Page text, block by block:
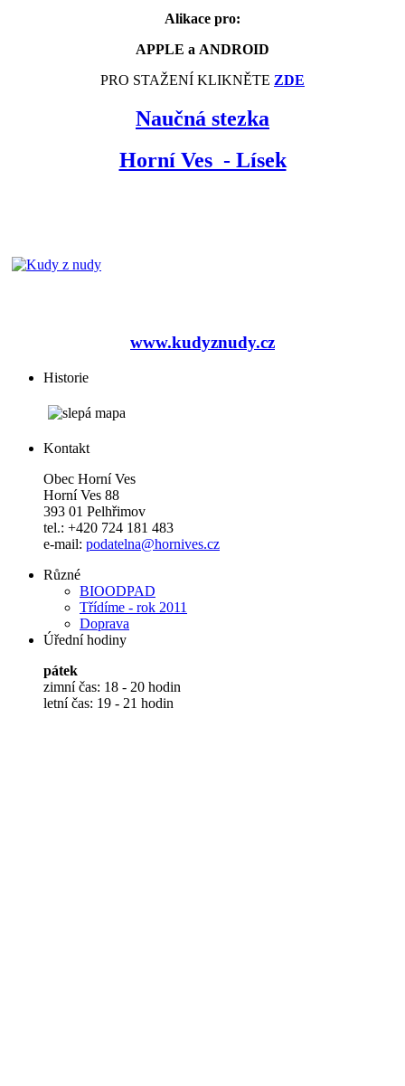
Alikace pro:
APPLE a ANDROID
PRO STAŽENÍ KLIKNĚTE ZDE
Naučná stezka
Horní Ves - Lísek
www.kudyznudy.cz
Historie
Kontakt
Obec Horní Ves
Horní Ves 88
393 01 Pelhřimov
tel.: +420 724 181 483
e-mail: podatelna@hornives.cz
Různé
BIOODPAD
Třídíme - rok 2011
Doprava
Úřední hodiny
pátek
zimní čas: 18 - 20 hodin
letní čas: 19 - 21 hodin